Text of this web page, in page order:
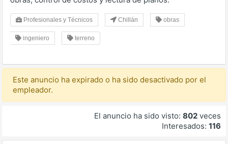
Profesionales y Técnicos Chillán obras
ingeniero terreno
Este anuncio ha expirado o ha sido desactivado por el
empleador.
El anuncio ha sido visto: 802 veces
Interesados: 116